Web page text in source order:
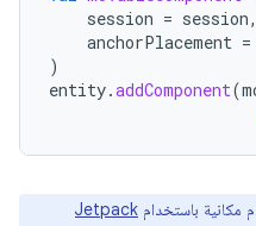
session = session,
anchorPlacement =
)
entity.addComponent(
باستخدام Jetpack